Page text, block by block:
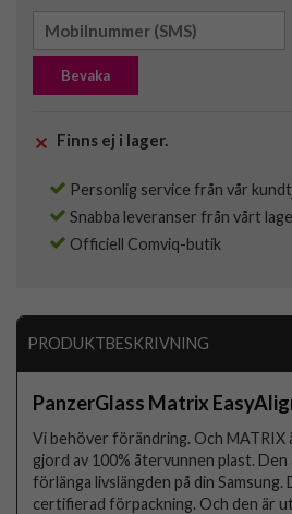
Bevaka
Finns ej i lager.
Personlig service från vår
Snabba leveranser från vårt
Officiell Comviq-butik
PRODUKTBESKRIVNING
PanzerGlass Matrix
Vi behöver förändring. Och MATRIX
gjord av 100% återvunnen plast.
förlänga livslängden på din Samsung.
certifierad förpackning. Och den är